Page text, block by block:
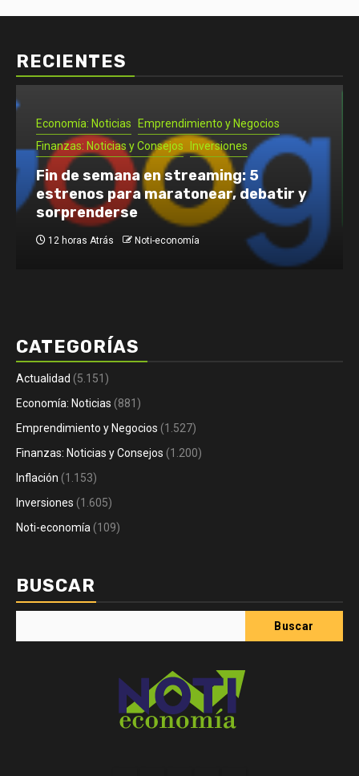
RECIENTES
Inversiones
Noti- Economia: Cómo empezar una
pizzería en Chile: requisitos, pasos y
costos
2 días Atrás Noti-economía
CATEGORÍAS
Actualidad (5.151)
Economía: Noticias (881)
Emprendimiento y Negocios (1.527)
Finanzas: Noticias y Consejos (1.200)
Inflación (1.153)
Inversiones (1.605)
Noti-economía (109)
BUSCAR
Buscar